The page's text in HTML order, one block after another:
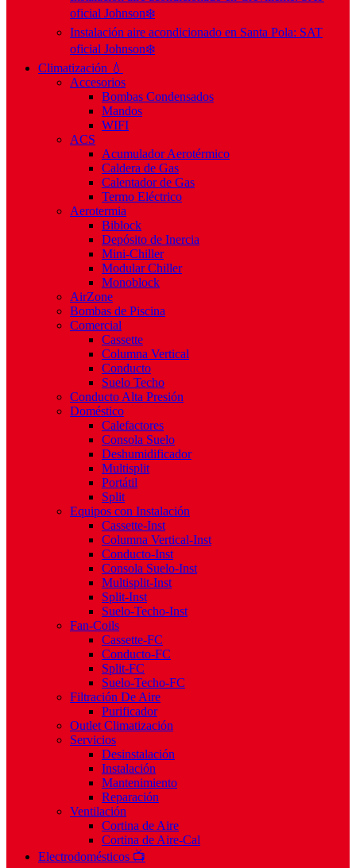
oficial Johnson❄️
Instalación aire acondicionado en Santa Pola: SAT
oficial Johnson❄️
Climatización 💧
Accesorios
Bombas Condensados
Mandos
WIFI
ACS
Acumulador Aerotérmico
Caldera de Gas
Calentador de Gas
Termo Eléctrico
Aerotermia
Biblock
Depósito de Inercia
Mini-Chiller
Modular Chiller
Monoblock
AirZone
Bombas de Piscina
Comercial
Cassette
Columna Vertical
Conducto
Suelo Techo
Conducto Alta Presión
Doméstico
Calefactores
Consola Suelo
Deshumidificador
Multisplit
Portátil
Split
Equipos con Instalación
Cassette-Inst
Columna Vertical-Inst
Conducto-Inst
Consola Suelo-Inst
Multisplit-Inst
Split-Inst
Suelo-Techo-Inst
Fan-Coils
Cassette-FC
Conducto-FC
Split-FC
Suelo-Techo-FC
Filtración De Aire
Purificador
Outlet Climatización
Servicios
Desinstalación
Instalación
Mantenimiento
Reparación
Ventilación
Cortina de Aire
Cortina de Aire-Cal
Electrodomésticos 📺